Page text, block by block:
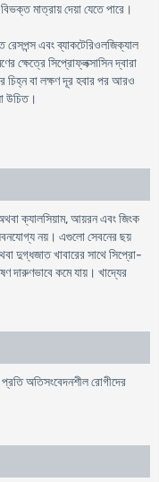
মাত্রায় দেয়া যেতে পারে।
রেসপন্স এবং ব্যাকটেরিওলজিক্যাল
ক্ষেত্রে সিপ্রোফ্লক্সাসিন দ্বারা
চিহ্ন বা লক্ষণ দূর হবার পর আরও
উচিত।
ক্যালসিয়াম, আয়রন এবং জিংক
নয়। এগুলো সেবনের ছয়
দুগ্ধজাত খাবারের সাথে সিপ্রো-
কমে যায়। খাদ্যের
অতিসংবেদনশীল রোগীদের